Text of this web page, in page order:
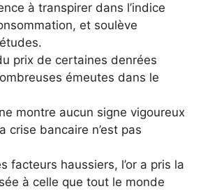
à transpirer dans l’indice
et soulève
prix de certaines denrées
émeutes dans le
montre aucun signe vigoureux
crise bancaire n’est pas
facteurs haussiers, l’or a pris la
à celle que tout le monde